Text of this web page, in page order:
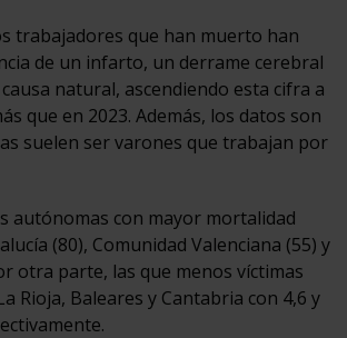
trabajadores que han muerto han
de un infarto, un derrame cerebral
natural, ascendiendo esta cifra a
que en 2023. Además, los datos son
suelen ser varones que trabajan por
autónomas con mayor mortalidad
(80), Comunidad Valenciana (55) y
otra parte, las que menos víctimas
Rioja, Baleares y Cantabria con 4,6 y